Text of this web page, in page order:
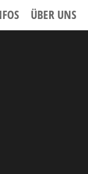
ÜBER UNS